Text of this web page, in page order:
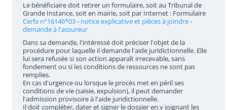
Le bénéficiaire doit retirer un formulaire, soit au Tribunal de
Grande Instance, soit en mairie, soit par Internet : Formulaire
Cerfa n°16146*03- notice explicative et pièces à joindre-
demande à l'assureur
Dans sa demande, l'intéressé doit préciser l'objet de la
procédure pour laquelle il demande l'aide juridictionnelle. Elle
lui sera refusée si son action apparaît irrecevable, sans
fondement ou si les conditions de ressources ne sont pas
remplies.
En cas d'urgence ou lorsque le procès met en péril ses
conditions de vie (saisie, expulsion), il peut demander
l'admission provisoire à l'aide juridictionnelle.
Il doit compléter, dater et signer le dossier en y joignant les